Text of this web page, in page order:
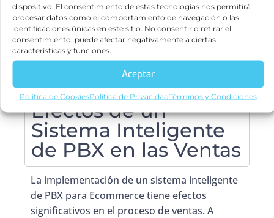
dispositivo. El consentimiento de estas tecnologías nos permitirá
procesar datos como el comportamiento de navegación o las
identificaciones únicas en este sitio. No consentir o retirar el
consentimiento, puede afectar negativamente a ciertas
características y funciones.
Aceptar
Política de CookiesPolítica de PrivacidadTérminos y Condiciones
Haz clic aquí
Efectos de un
Sistema Inteligente
de PBX en las Ventas
La implementación de un sistema inteligente
de PBX para Ecommerce tiene efectos
significativos en el proceso de ventas. A